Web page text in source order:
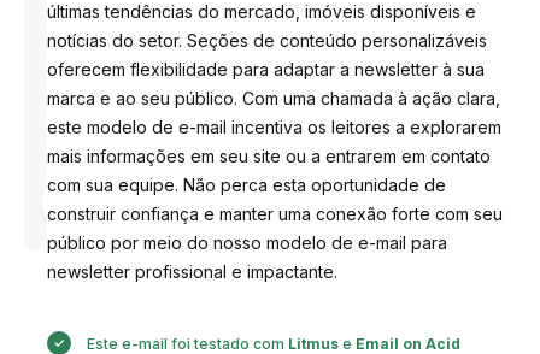
Desenhado
Anastasiia
últimas tendências do mercado, imóveis disponíveis e
notícias do setor. Seções de conteúdo personalizáveis ​​
oferecem flexibilidade para adaptar a newsletter à sua
marca e ao seu público. Com uma chamada à ação clara,
este modelo de e-mail incentiva os leitores a explorarem
mais informações em seu site ou a entrarem em contato
com sua equipe. Não perca esta oportunidade de
construir confiança e manter uma conexão forte com seu
público por meio do nosso modelo de e-mail para
newsletter profissional e impactante.
Este e-mail foi testado com Litmuse Email on Acid